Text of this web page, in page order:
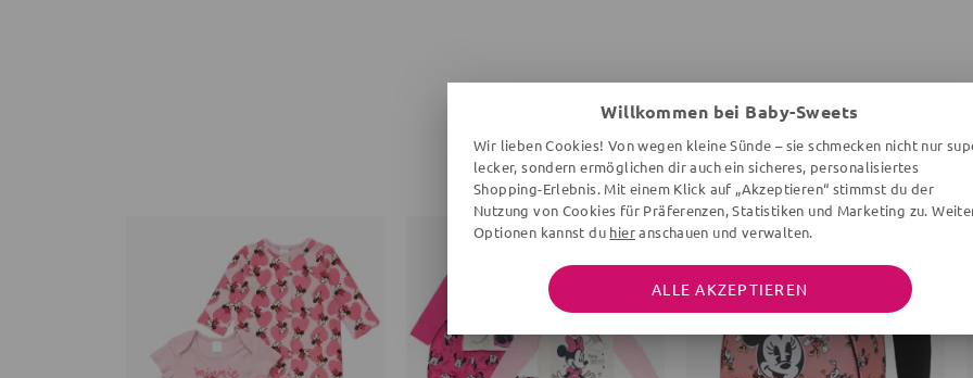
WEITERE ARTIKEL DER MARKE
Willkommen bei Baby-Sweets
Wir lieben Cookies! Von wegen kleine Sünde – sie schmecken nicht nur
lecker, sondern ermöglichen dir auch ein sicheres, personalisiertes
Shopping-Erlebnis. Mit einem Klick auf „Akzeptieren“ stimmst du der
Nutzung von Cookies für Präferenzen, Statistiken und Marketing zu.
Optionen kannst du hieranschauen und verwalten.
ALLE AKZEPTIEREN